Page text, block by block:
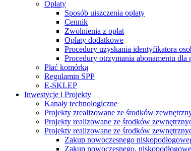
Opłaty
Sposób uiszczenia opłaty
Cennik
Zwolnienia z opłat
Opłaty dodatkowe
Procedury uzyskania identyfikatora
Procedury otrzymania abonamentu dla
Płać komórką
Regulamin SPP
E-SKLEP
Inwestycje i Projekty
Kanały technologiczne
Projekty zrealizowane ze środków
Projekty realizowane ze środków
Projekty realizowane ze środków
Zakup nowoczesnego
Zakup nowoczesnego,